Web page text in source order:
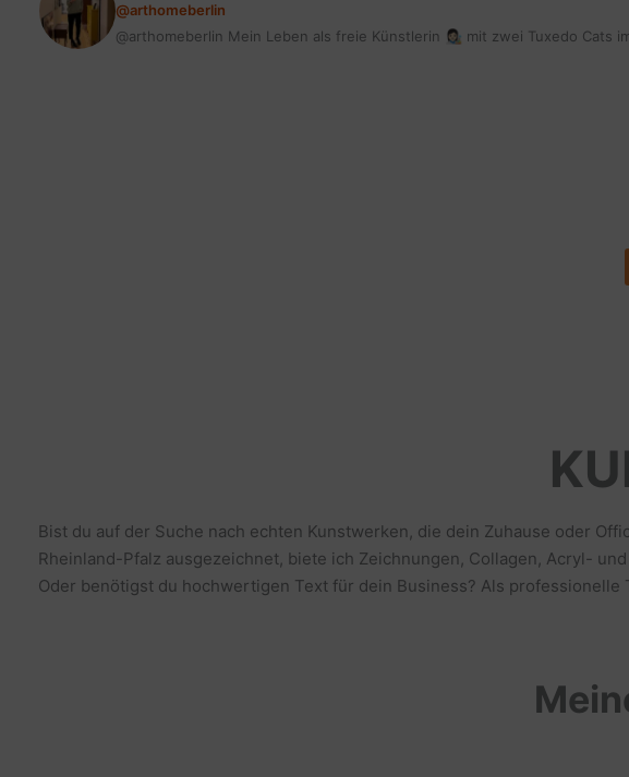
@arthomeberlin
@arthomeberlin Mein Leben als freie Künstlerin 👩🏻‍🎨 mit zwei Tuxedo
Bist du auf der Suche nach echten Kunstwerken, die dein Zuhause oder
Rheinland-Pfalz ausgezeichnet, biete ich Zeichnungen, Collagen, Acryl-
Oder benötigst du hochwertigen Text für dein Business? Als